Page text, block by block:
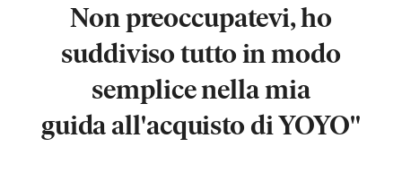
Non preoccupatevi, ho
suddiviso tutto in modo
semplice nella mia
guida all'acquisto di YOYO"